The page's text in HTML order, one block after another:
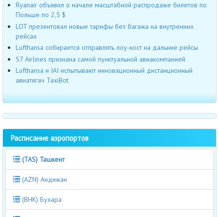
Ryanair объявил о начале масштабной распродаже билетов по
Польше по 2,5 $
LOT презентовал новые тарифы без багажа на внутренних
рейсах
Lufthansa собирается отправлять лоу-кост на дальние рейсы
S7 Airlines признана самой пунктуальной авиакомпанией
Lufthansa и IAI испытывают инновационный дистанционный
авиатягач TaxiBot
Расписание аэропортов
(TAS) Ташкент
(AZN) Андижан
(BHK) Бухара